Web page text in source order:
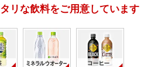
リな飲料をご用意しています